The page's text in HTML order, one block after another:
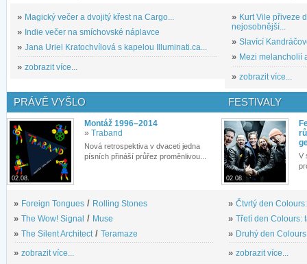
» Magický večer a dvojitý křest na Cargo...
» Indie večer na smíchovské náplavce
» Jana Uriel Kratochvílová s kapelou Illuminati.ca...
» zobrazit více...
» Kurt Vile přiveze
nejosobnější...
» Slavící
» Mezi melancholií
» zobrazit více...
PRÁVĚ VYŠLO
02.08.
Montáž 1996–2014
» Traband
Nová retrospektiva v dvaceti jedna
písních přináší průřez proměnlivou...
» Foreign Tongues / Rolling Stones
» The Wow! Signal / Muse
» The Silent Architect / Teramaze
» zobrazit více...
FESTIVALY
02.08.
V
» Čtvrtý den
» Třetí den Colours:
» Druhý den
» zobrazit více...